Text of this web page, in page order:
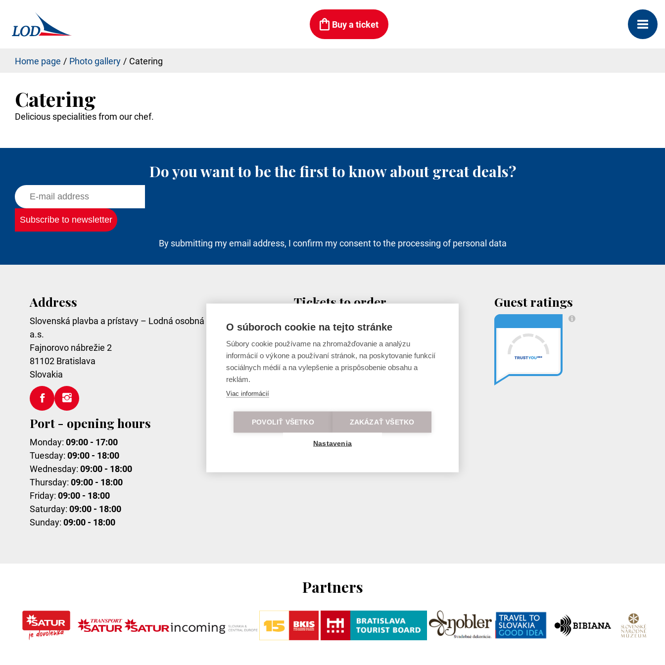
Buy a ticket
Home page Photo gallery Catering
Catering
Delicious specialities from our chef.
Do you want to be the first to know about great deals?
By submitting my email address, I confirm my consent to the processing of personal data
Address
Slovenská plavba a prístavy – Lodná osobná doprava,
a.s.
Fajnorovo nábrežie 2
81102 Bratislava
Slovakia
Port - opening hours
Monday: 09:00 - 17:00
Tuesday: 09:00 - 18:00
Wednesday: 09:00 - 18:00
Thursday: 09:00 - 18:00
Friday: 09:00 - 18:00
Saturday: 09:00 - 18:00
Sunday: 09:00 - 18:00
Tickets to order
Tel:+421 2/529 322 26
Fax: +421 2/529 322 26
E-mail:travel@lod.sk
Cruises to order
E-mail:
charter@lod.sk
Guest ratings
Partners
O súboroch cookie na tejto stránke
Súbory cookie používame na zhromažďovanie a analýzu
informácií o výkone a používaní stránok, na poskytovanie funkcií
sociálnych médií a na vylepšenie a prispôsobenie obsahu a
reklám.
Viac informácií
POVOLIŤ VŠETKO ZAKÁZAŤ VŠETKO
Nastavenia